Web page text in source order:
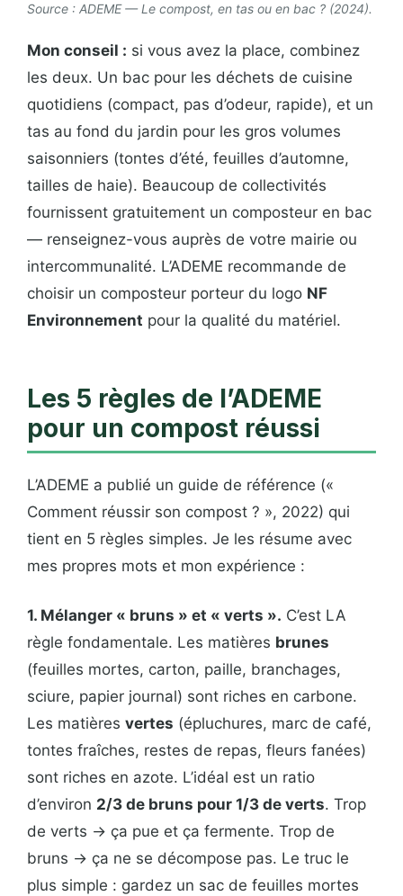
Source : ADEME — Le compost, en tas ou en bac ? (2024).
Mon conseil : si vous avez la place, combinez
les deux. Un bac pour les déchets de cuisine
quotidiens (compact, pas d’odeur, rapide), et un
tas au fond du jardin pour les gros volumes
saisonniers (tontes d’été, feuilles d’automne,
tailles de haie). Beaucoup de collectivités
fournissent gratuitement un composteur en bac
— renseignez-vous auprès de votre mairie ou
intercommunalité. L’ADEME recommande de
choisir un composteur porteur du logo NF
Environnement pour la qualité du matériel.
Les 5 règles de l’ADEME
pour un compost réussi
L’ADEME a publié un guide de référence («
Comment réussir son compost ? », 2022) qui
tient en 5 règles simples. Je les résume avec
mes propres mots et mon expérience :
1. Mélanger « bruns » et « verts ». C’est LA
règle fondamentale. Les matières brunes
(feuilles mortes, carton, paille, branchages,
sciure, papier journal) sont riches en carbone.
Les matières vertes (épluchures, marc de café,
tontes fraîches, restes de repas, fleurs fanées)
sont riches en azote. L’idéal est un ratio
d’environ 2/3 de bruns pour 1/3 de verts. Trop
de verts → ça pue et ça fermente. Trop de
bruns → ça ne se décompose pas. Le truc le
plus simple : gardez un sac de feuilles mortes